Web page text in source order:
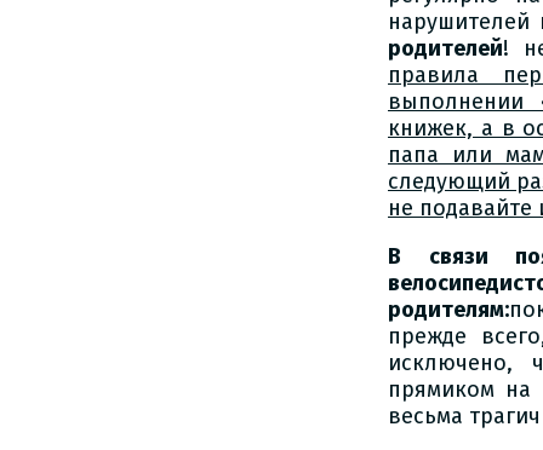
родителей!
правила
выполнении
книжек, а в
папа или
следующий
не
В связи
родителям:
прежде
исключено,
прямиком на
весьма